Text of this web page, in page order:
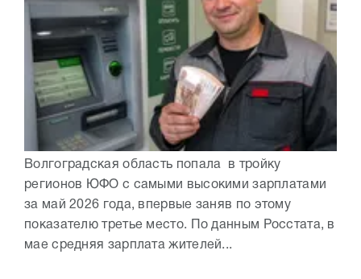
Волгоградская область попала в тройку
регионов ЮФО с самыми высокими зарплатами
за май 2026 года, впервые заняв по этому
показателю третье место. По данным Росстата, в
мае средняя зарплата жителей...